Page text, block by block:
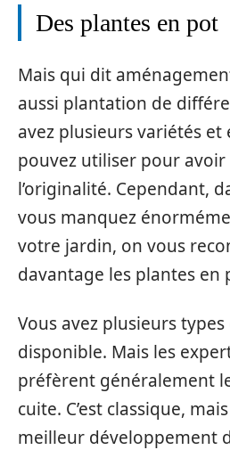
Des plantes en pot
Mais qui dit
aussi plantation de
avez plusieurs variétés et
pouvez utiliser pour
l’originalité. Cependant,
vous manquez
votre jardin, on vous
davantage les plantes en
Vous avez plusieurs
disponible. Mais les
préfèrent généralement
cuite. C’est classique,
meilleur développement